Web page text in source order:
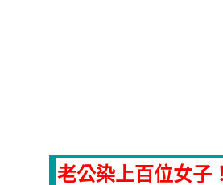
老公染上百位女子